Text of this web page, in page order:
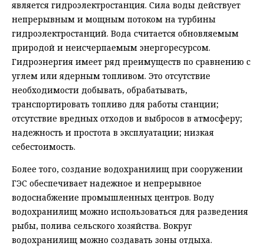
является гидроэлектростанция. Сила воды действует
непрерывным и мощным потоком на турбины
гидроэлектростанций. Вода считается обновляемым
природой и неисчерпаемым энергоресурсом.
Гидроэнергия имеет ряд преимуществ по сравнению с
углем или ядерным топливом. Это отсутствие
необходимости добывать, обрабатывать,
транспортировать топливо для работы станции;
отсутствие вредных отходов и выбросов в атмосферу;
надежность и простота в эксплуатации; низкая
себестоимость.
Более того, создание водохранилищ при сооружении
ГЭС обеспечивает надежное и непрерывное
водоснабжение промышленных центров. Воду
водохранилищ можно использоваться для разведения
рыбы, полива сельского хозяйства. Вокруг
водохранилищ можно создавать зоны отдыха.